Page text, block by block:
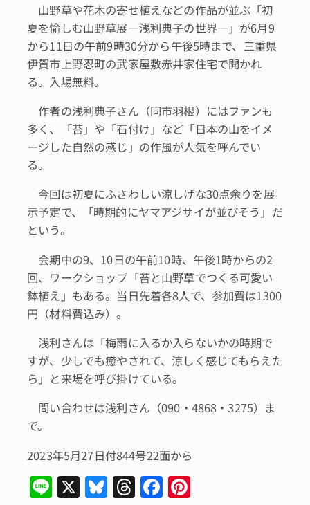
山野草や花木の寄せ植えなどの作品が並ぶ「初
夏を愉しむ山野草展―浅利典子の世界―」が6月9
から11日の午前9時30分から午後5時まで、三重県
伊賀市上野忍町の武家屋敷赤井家住宅で開かれ
る。入場無料。
作者の浅利典子さん（同市羽根）にはファンも
多く、「苔」や「石付け」など「日本の山をイメ
ージした自然の感じ」の作風が人気を呼んでい
る。
今回は初夏にふさわしい涼しげな30点余りを展
示予定で、「時期的にヤマアジサイが並びそう」だ
という。
会期中の9、10日の午前10時、午後1時からの2
回、ワークショップ「苔と山野草でつくる可愛い
鉢植え」もある。当日先着各8人で、参加費は1300
円（材料費込み）。
浅利さんは「梅雨に入るか入らないかの時期で
すが、少しでも癒やされて、涼しく感じてもらえた
ら」と来場を呼び掛けている。
問い合わせは浅利さん（090・4868・3275）ま
で。
2023年5月27日付844号22面から
Li X Bl T F